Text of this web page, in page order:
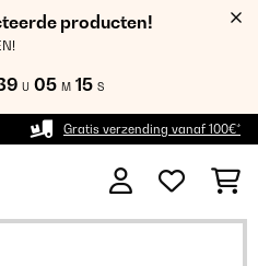
producten!
U 05 M 13 S
Gratis verzending vanaf 100€*